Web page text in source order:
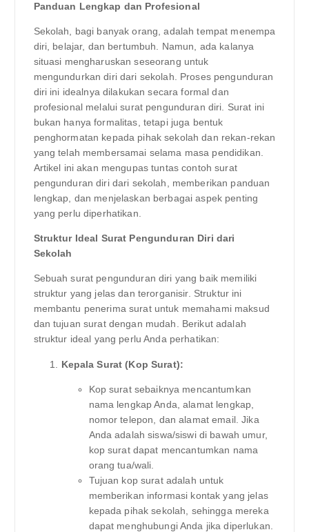
Panduan Lengkap dan Profesional
Sekolah, bagi banyak orang, adalah tempat menempa
diri, belajar, dan bertumbuh. Namun, ada kalanya
situasi mengharuskan seseorang untuk
mengundurkan diri dari sekolah. Proses pengunduran
diri ini idealnya dilakukan secara formal dan
profesional melalui surat pengunduran diri. Surat ini
bukan hanya formalitas, tetapi juga bentuk
penghormatan kepada pihak sekolah dan rekan-rekan
yang telah membersamai selama masa pendidikan.
Artikel ini akan mengupas tuntas contoh surat
pengunduran diri dari sekolah, memberikan panduan
lengkap, dan menjelaskan berbagai aspek penting
yang perlu diperhatikan.
Struktur Ideal Surat Pengunduran Diri dari
Sekolah
Sebuah surat pengunduran diri yang baik memiliki
struktur yang jelas dan terorganisir. Struktur ini
membantu penerima surat untuk memahami maksud
dan tujuan surat dengan mudah. Berikut adalah
struktur ideal yang perlu Anda perhatikan:
Kepala Surat (Kop Surat):
Kop surat sebaiknya mencantumkan
nama lengkap Anda, alamat lengkap,
nomor telepon, dan alamat email. Jika
Anda adalah siswa/siswi di bawah umur,
kop surat dapat mencantumkan nama
orang tua/wali.
Tujuan kop surat adalah untuk
memberikan informasi kontak yang jelas
kepada pihak sekolah, sehingga mereka
dapat menghubungi Anda jika diperlukan.